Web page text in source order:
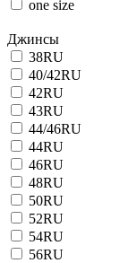
one size
Джинсы
38RU
40/42RU
42RU
43RU
44/46RU
44RU
46RU
48RU
50RU
52RU
54RU
56RU